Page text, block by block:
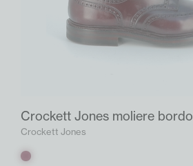
Crockett Jones moliere bordo
Crockett Jones
Bordo